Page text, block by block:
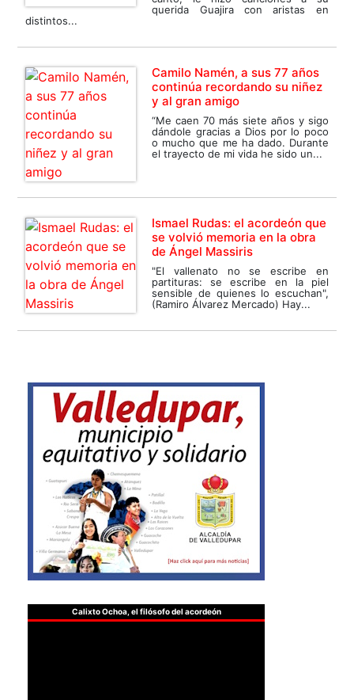
querida Guajira con aristas en
distintos...
Camilo Namén, a sus 77 años
continúa recordando su niñez
y al gran amigo
“Me caen 70 más siete años y sigo
dándole gracias a Dios por lo poco
o mucho que me ha dado. Durante
el trayecto de mi vida he sido un...
Ismael Rudas: el acordeón que
se volvió memoria en la obra
de Ángel Massiris
"El vallenato no se escribe en
partituras: se escribe en la piel
sensible de quienes lo escuchan",
(Ramiro Álvarez Mercado) Hay...
Calixto Ochoa, el filósofo del acordeón